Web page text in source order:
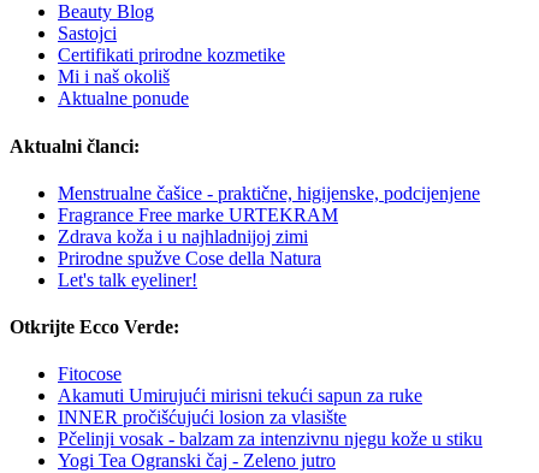
Beauty Blog
Sastojci
Certifikati prirodne kozmetike
Mi i naš okoliš
Aktualne ponude
Aktualni članci:
Menstrualne čašice - praktične, higijenske, podcijenjene
Fragrance Free marke URTEKRAM
Zdrava koža i u najhladnijoj zimi
Prirodne spužve Cose della Natura
Let's talk eyeliner!
Otkrijte Ecco Verde:
Fitocose
Akamuti Umirujući mirisni tekući sapun za ruke
INNER pročišćujući losion za vlasište
Pčelinji vosak - balzam za intenzivnu njegu kože u stiku
Yogi Tea Ogranski čaj - Zeleno jutro